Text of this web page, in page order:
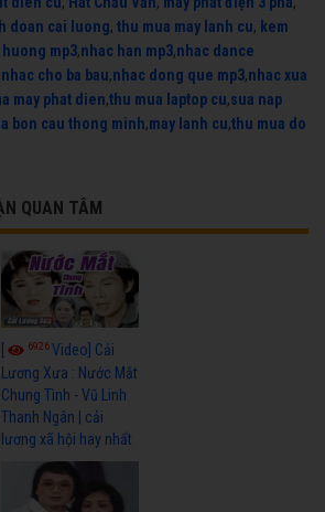
doan cai luong, thu mua may lanh cu, kem
mp3,nhac han mp3,nhac dance
nhac cho ba bau,nhac dong que mp3,nhac xua
may phat dien,thu mua laptop cu,sua nap
bon cau thong minh,may lanh cu,thu mua do
QUAN TÂM
6926Video] Cải
Lương Xưa : Nước Mắt
Chung Tình - Vũ Linh
Thanh Ngân | cải
lương xã hội hay nhất